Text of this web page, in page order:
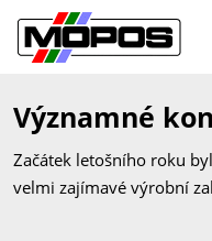
Významné
Začátek letošního roku
velmi zajímavé výrobní